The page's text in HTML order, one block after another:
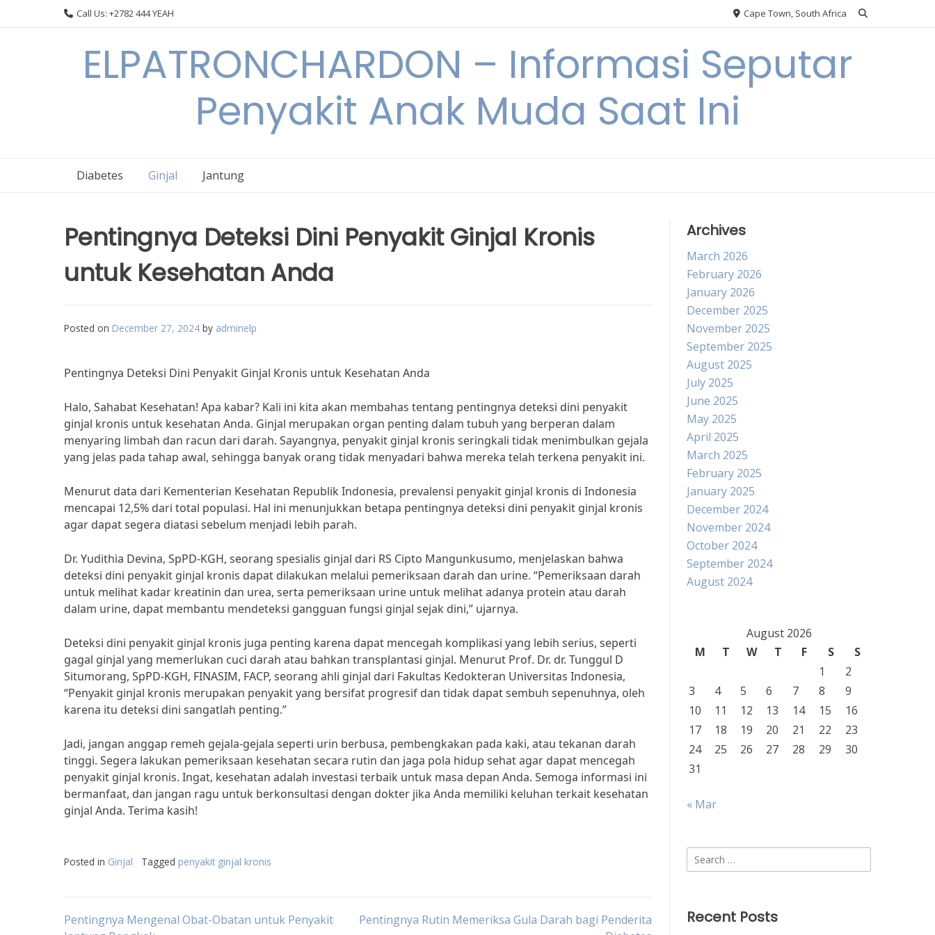
Call Us: +2782 444 YEAH Cape Town, South Africa
ELPATRONCHARDON – Informasi Seputar
Penyakit Anak Muda Saat Ini
Diabetes Ginjal Jantung
Pentingnya Deteksi Dini Penyakit Ginjal Kronis
untuk Kesehatan Anda
Posted on December 27, 2024 by adminelp
Pentingnya Deteksi Dini Penyakit Ginjal Kronis untuk Kesehatan Anda
Halo, Sahabat Kesehatan! Apa kabar? Kali ini kita akan membahas tentang pentingnya deteksi dini penyakit
ginjal kronis untuk kesehatan Anda. Ginjal merupakan organ penting dalam tubuh yang berperan dalam
menyaring limbah dan racun dari darah. Sayangnya, penyakit ginjal kronis seringkali tidak menimbulkan gejala
yang jelas pada tahap awal, sehingga banyak orang tidak menyadari bahwa mereka telah terkena penyakit ini.
Menurut data dari Kementerian Kesehatan Republik Indonesia, prevalensi penyakit ginjal kronis di Indonesia
mencapai 12,5% dari total populasi. Hal ini menunjukkan betapa pentingnya deteksi dini penyakit ginjal kronis
agar dapat segera diatasi sebelum menjadi lebih parah.
Dr. Yudithia Devina, SpPD-KGH, seorang spesialis ginjal dari RS Cipto Mangunkusumo, menjelaskan bahwa
deteksi dini penyakit ginjal kronis dapat dilakukan melalui pemeriksaan darah dan urine. “Pemeriksaan darah
untuk melihat kadar kreatinin dan urea, serta pemeriksaan urine untuk melihat adanya protein atau darah
dalam urine, dapat membantu mendeteksi gangguan fungsi ginjal sejak dini,” ujarnya.
Deteksi dini penyakit ginjal kronis juga penting karena dapat mencegah komplikasi yang lebih serius, seperti
gagal ginjal yang memerlukan cuci darah atau bahkan transplantasi ginjal. Menurut Prof. Dr. dr. Tunggul D
Situmorang, SpPD-KGH, FINASIM, FACP, seorang ahli ginjal dari Fakultas Kedokteran Universitas Indonesia,
“Penyakit ginjal kronis merupakan penyakit yang bersifat progresif dan tidak dapat sembuh sepenuhnya, oleh
karena itu deteksi dini sangatlah penting.”
Jadi, jangan anggap remeh gejala-gejala seperti urin berbusa, pembengkakan pada kaki, atau tekanan darah
tinggi. Segera lakukan pemeriksaan kesehatan secara rutin dan jaga pola hidup sehat agar dapat mencegah
penyakit ginjal kronis. Ingat, kesehatan adalah investasi terbaik untuk masa depan Anda. Semoga informasi ini
bermanfaat, dan jangan ragu untuk berkonsultasi dengan dokter jika Anda memiliki keluhan terkait kesehatan
ginjal Anda. Terima kasih!
Posted in Ginjal Tagged penyakit ginjal kronis
Post
Pentingnya Mengenal Obat-Obatan untuk Penyakit
Pentingnya Rutin Memeriksa Gula Darah bagi Penderita
Archives
March 2026
February 2026
January 2026
December 2025
November 2025
September 2025
August 2025
July 2025
June 2025
May 2025
April 2025
March 2025
February 2025
January 2025
December 2024
November 2024
October 2024
September 2024
August 2024
August 2026
M
T W T F S
S
1
2
3
4 5 6 7 8
9
10
11 12 13 14 15
16
17
18 19 20 21 22
23
24
25 26 27 28 29
30
31
« Mar
Search
for:
Recent Posts